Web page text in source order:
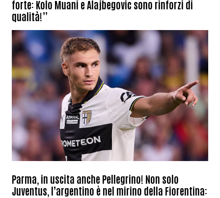
forte: Kolo Muani e Alajbegovic sono rinforzi di
qualità!”
Parma, in uscita anche Pellegrino! Non solo
Juventus, l’argentino è nel mirino della Fiorentina: